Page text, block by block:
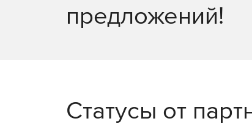
предложений!
Статусы от